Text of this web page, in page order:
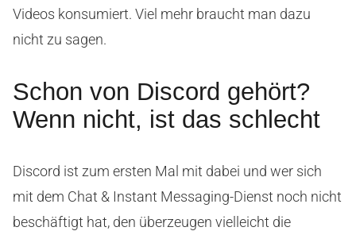
Videos konsumiert. Viel mehr braucht man dazu
nicht zu sagen.
Schon von Discord gehört?
Wenn nicht, ist das schlecht
Discord ist zum ersten Mal mit dabei und wer sich
mit dem Chat & Instant Messaging-Dienst noch nicht
beschäftigt hat, den überzeugen vielleicht die